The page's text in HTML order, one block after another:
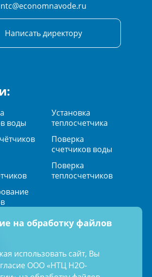
ntc@economnavode.ru
Написать директору
воды
Установка
теплосчетчика
Поверка
счетчиков воды
Поверка
теплосчетчиков
на обработку файлов
использовать сайт, Вы
ООО «НТЦ Н2О-